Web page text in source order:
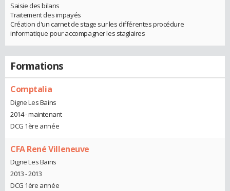
Saisie des bilans
Traitement des impayés
Création d'un carnet de stage sur les différentes procédure
informatique pour accompagner les stagiaires
Formations
Comptalia
Digne Les Bains
2014 - maintenant
DCG 1ère année
CFA René Villeneuve
Digne Les Bains
2013 - 2013
DCG 1ère année